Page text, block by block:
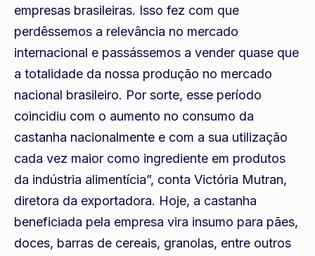
empresas brasileiras. Isso fez com que
perdêssemos a relevância no mercado
internacional e passássemos a vender quase que
a totalidade da nossa produção no mercado
nacional brasileiro. Por sorte, esse período
coincidiu com o aumento no consumo da
castanha nacionalmente e com a sua utilização
cada vez maior como ingrediente em produtos
da indústria alimentícia”, conta Victória Mutran,
diretora da exportadora. Hoje, a castanha
beneficiada pela empresa vira insumo para pães,
doces, barras de cereais, granolas, entre outros